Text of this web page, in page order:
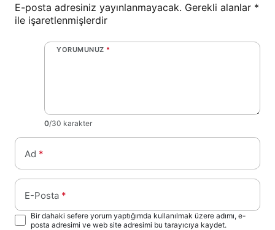
E-posta adresiniz yayınlanmayacak. Gerekli alanlar *
ile işaretlenmişlerdir
YORUMUNUZ *
0/30 karakter
Ad *
E-Posta *
Bir dahaki sefere yorum yaptığımda kullanılmak üzere adımı, e-
posta adresimi ve web site adresimi bu tarayıcıya kaydet.